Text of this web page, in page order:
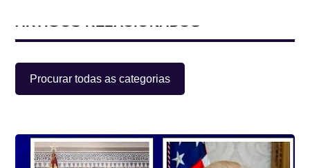
ARTIGOS RELACIONADOS
Procurar todas as categorias